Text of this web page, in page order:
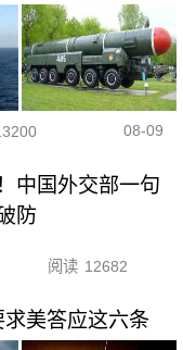
08-09
中国外交部一句
防
阅读 12682
美答应这六条